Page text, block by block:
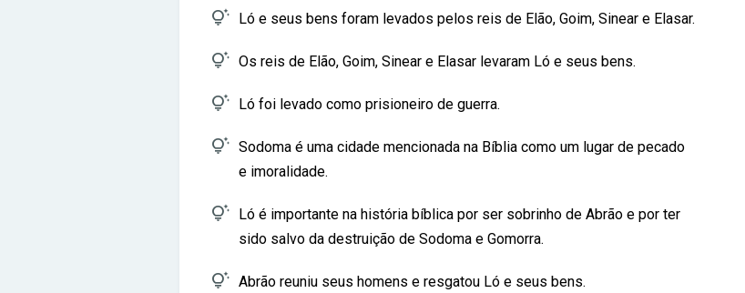
 Ló e seus bens foram levados pelos reis de Elão, Goim, Sinear e Elasar.
 Os reis de Elão, Goim, Sinear e Elasar levaram Ló e seus bens.
 Ló foi levado como prisioneiro de guerra.
 Sodoma é uma cidade mencionada na Bíblia como um lugar de pecado
e imoralidade.
 Ló é importante na história bíblica por ser sobrinho de Abrão e por ter
sido salvo da destruição de Sodoma e Gomorra.
 Abrão reuniu seus homens e resgatou Ló e seus bens.